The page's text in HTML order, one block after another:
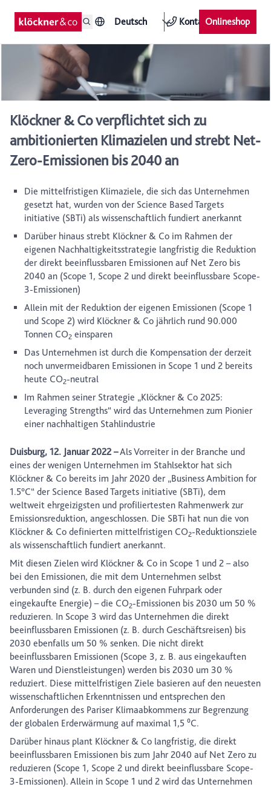
Deutsch KontaktOnlineshop
Klöckner & Co verpflichtet sich zu
ambitionierten Klimazielen und strebt Net-
Zero-Emissionen bis 2040 an
Die mittelfristigen Klimaziele, die sich das Unternehmen
gesetzt hat, wurden von der Science Based Targets
initiative (SBTi) als wissenschaftlich fundiert anerkannt
Darüber hinaus strebt Klöckner & Co im Rahmen der
eigenen Nachhaltigkeitsstrategie langfristig die Reduktion
der direkt beeinflussbaren Emissionen auf Net Zero bis
2040 an (Scope 1, Scope 2 und direkt beeinflussbare Scope-
3-Emissionen)
Allein mit der Reduktion der eigenen Emissionen (Scope 1
und Scope 2) wird Klöckner & Co jährlich rund 90.000
Tonnen CO2 einsparen
Das Unternehmen ist durch die Kompensation der derzeit
noch unvermeidbaren Emissionen in Scope 1 und 2 bereits
heute CO2-neutral
Im Rahmen seiner Strategie „Klöckner & Co 2025:
Leveraging Strengths“ wird das Unternehmen zum Pionier
einer nachhaltigen Stahlindustrie
Duisburg, 12. Januar 2022 –Als Vorreiter in der Branche und
eines der wenigen Unternehmen im Stahlsektor hat sich
Klöckner & Co bereits im Jahr 2020 der „Business Ambition for
1.5°C“ der Science Based Targets initiative (SBTi), dem
weltweit ehrgeizigsten und profiliertesten Rahmenwerk zur
Emissionsreduktion, angeschlossen. Die SBTi hat nun die von
Klöckner & Co definierten mittelfristigen CO2-Reduktionsziele
als wissenschaftlich fundiert anerkannt.
Mit diesen Zielen wird Klöckner & Co in Scope 1 und 2 – also
bei den Emissionen, die mit dem Unternehmen selbst
verbunden sind (z. B. durch den eigenen Fuhrpark oder
eingekaufte Energie) – die CO2-Emissionen bis 2030 um 50 %
reduzieren. In Scope 3 wird das Unternehmen die direkt
beeinflussbaren Emissionen (z. B. durch Geschäftsreisen) bis
2030 ebenfalls um 50 % senken. Die nicht direkt
beeinflussbaren Emissionen (Scope 3, z. B. aus eingekauften
Waren und Dienstleistungen) werden bis 2030 um 30 %
reduziert. Diese mittelfristigen Ziele basieren auf den neuesten
wissenschaftlichen Erkenntnissen und entsprechen den
Anforderungen des Pariser Klimaabkommens zur Begrenzung
der globalen Erderwärmung auf maximal 1,5 ⁰C.
Darüber hinaus plant Klöckner & Co langfristig, die direkt
beeinflussbaren Emissionen bis zum Jahr 2040 auf Net Zero zu
reduzieren (Scope 1, Scope 2 und direkt beeinflussbare Scope-
3-Emissionen). Allein in Scope 1 und 2 wird das Unternehmen